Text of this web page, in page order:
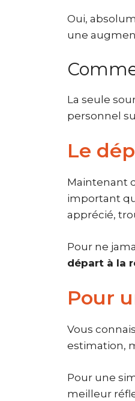
Oui,
une
La seule
personnel
Le
Maintenant
important
apprécié,
Pour ne
départ à la
Pour
Vous
estimation,
Pour une
meilleur